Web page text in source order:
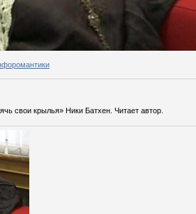
свои крылья» Ники Батхен. Читает автор.